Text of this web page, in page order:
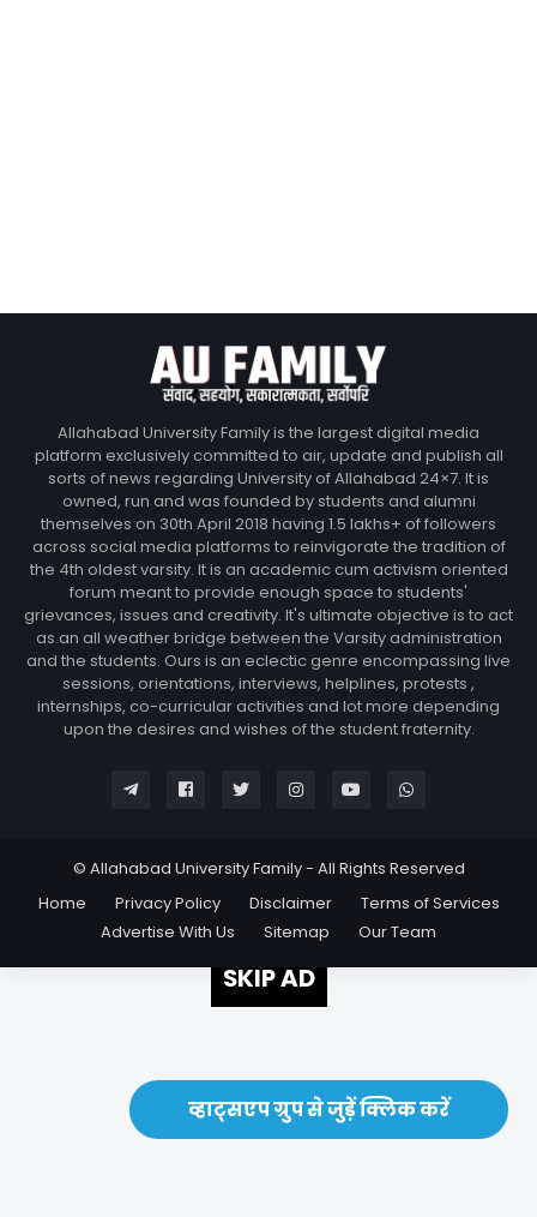
व्हाट्सएप ग्रुप से जुड़ें क्लिक करें
Allahabad University Family is the largest digital media
platform exclusively committed to air, update and publish all
sorts of news regarding University of Allahabad 24×7. It is
owned, run and was founded by students and alumni
themselves on 30th April 2018 having 1.5 lakhs+ of followers
across social media platforms to reinvigorate the tradition of
the 4th oldest varsity. It is an academic cum activism oriented
forum meant to provide enough space to students'
grievances, issues and creativity. It's ultimate objective is to act
as an all weather bridge between the Varsity administration
and the students. Ours is an eclectic genre encompassing live
sessions, orientations, interviews, helplines, protests ,
internships, co-curricular activities and lot more depending
upon the desires and wishes of the student fraternity.
© Allahabad University Family - All Rights Reserved
Home
Privacy Policy Disclaimer
Terms of Services
Advertise With Us
Sitemap Our Team
SKIP AD